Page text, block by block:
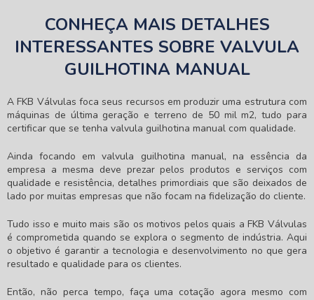
CONHEÇA MAIS DETALHES
INTERESSANTES SOBRE VALVULA
GUILHOTINA MANUAL
A FKB Válvulas foca seus recursos em produzir uma estrutura com
máquinas de última geração e terreno de 50 mil m2, tudo para
certificar que se tenha valvula guilhotina manual com qualidade.
Ainda focando emvalvula guilhotina manual, na essência da
empresa a mesma deve prezar pelos produtos e serviços com
qualidade e resistência, detalhes primordiais que são deixados de
lado por muitas empresas que não focam na fidelização do cliente.
Tudo isso e muito mais são os motivos pelos quais a FKB Válvulas
é comprometida quando se explora o segmento de indústria. Aqui
o objetivo é garantir a tecnologia e desenvolvimento no que gera
resultado e qualidade para os clientes.
Então, não perca tempo, faça uma cotação agora mesmo com